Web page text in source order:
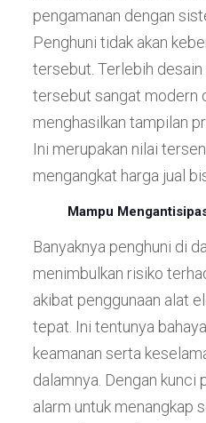
pengamanan dengan
Penghuni tidak akan
tersebut. Terlebih
tersebut sangat modern
menghasilkan tampilan
Ini merupakan nilai
mengangkat harga jual
Mampu
Banyaknya penghuni di
menimbulkan risiko
akibat penggunaan alat
tepat. Ini tentunya
keamanan serta
dalamnya. Dengan kunci
alarm untuk menangkap